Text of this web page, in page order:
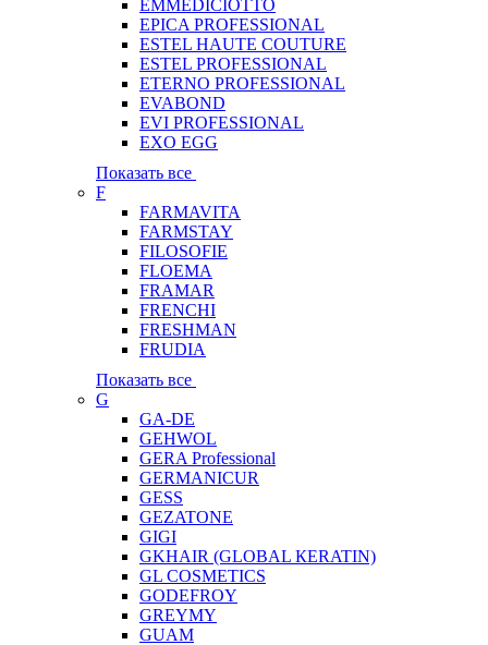
EMMEDICIOTTO
EPICA PROFESSIONAL
ESTEL HAUTE COUTURE
ESTEL PROFESSIONAL
ETERNO PROFESSIONAL
EVABOND
EVI PROFESSIONAL
EXO EGG
Показать все
F
FARMAVITA
FARMSTAY
FILOSOFIE
FLOEMA
FRAMAR
FRENCHI
FRESHMAN
FRUDIA
Показать все
G
GA-DE
GEHWOL
GERA Professional
GERMANICUR
GESS
GEZATONE
GIGI
GKHAIR (GLOBAL КЕRATIN)
GL COSMETICS
GODEFROY
GREYMY
GUAM